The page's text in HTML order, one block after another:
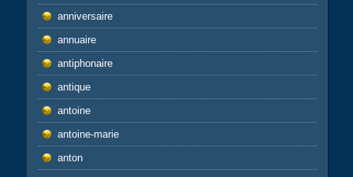
anniversaire
annuaire
antiphonaire
antique
antoine
antoine-marie
anton